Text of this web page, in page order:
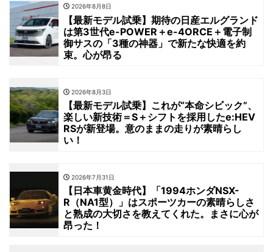
2026年8月8日
【最新モデル試乗】期待の日産エルグランド
は第3世代e-POWER＋e-4ORCE＋電子制
御サスの「3種の神器」で新たな快適を約
束。心が昂る
2026年8月3日
【最新モデル試乗】これが“本命シビック”、
楽しい新技術＝S＋シフトを採用したe:HEV
RSが新登場。意のままの走りが素晴らし
い！
2026年7月31日
【日本車黄金時代】「1994ホンダNSX-
R（NA1型）」はスポーツカーの素晴らしさ
と熟成の大切さを教えてくれた。まさに心が
昂った！